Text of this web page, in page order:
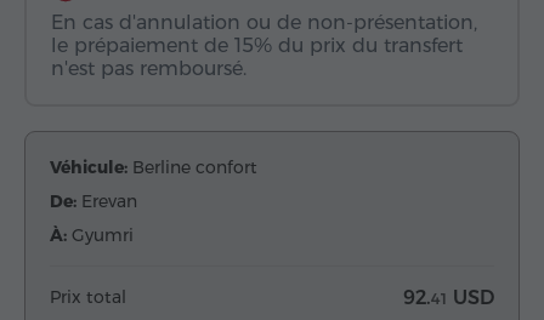
En cas d'annulation ou de non-présentation,
le prépaiement de 15% du prix du transfert
n'est pas remboursé.
Véhicule: Berline confort
De: Erevan
À: Gyumri
Prix total 92.41 USD